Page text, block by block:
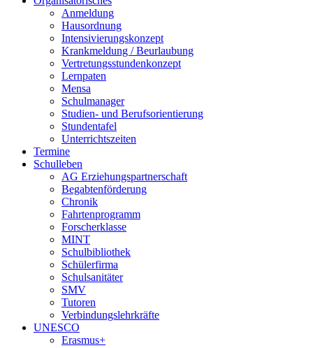
Anmeldung
Hausordnung
Intensivierungskonzept
Krankmeldung / Beurlaubung
Vertretungsstundenkonzept
Lernpaten
Mensa
Schulmanager
Studien- und Berufsorientierung
Stundentafel
Unterrichtszeiten
Termine
Schulleben
AG Erziehungspartnerschaft
Begabtenförderung
Chronik
Fahrtenprogramm
Forscherklasse
MINT
Schulbibliothek
Schülerfirma
Schulsanitäter
SMV
Tutoren
Verbindungslehrkräfte
UNESCO
Erasmus+